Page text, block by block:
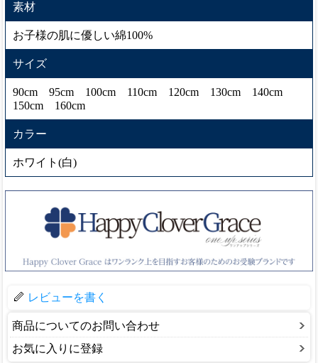
素材
お子様の肌に優しい綿100%
サイズ
90cm 95cm 100cm 110cm 120cm 130cm 140cm
150cm 160cm
カラー
ホワイト(白)
レビューを書く
商品についてのお問い合わせ
お気に入りに登録